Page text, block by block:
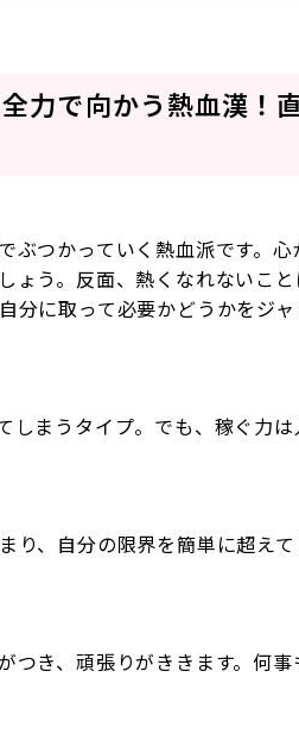
力で向かう熱血漢！
ぶつかっていく熱血派です。
ょう。反面、熱くなれないこ
分に取って必要かどうかをジ
しまうタイプ。でも、稼ぐ力
り、自分の限界を簡単に超え
つき、頑張りがききます。何